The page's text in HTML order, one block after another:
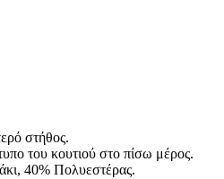
στήθος.
του κουτιού στο πίσω μέρος.
40% Πολυεστέρας.